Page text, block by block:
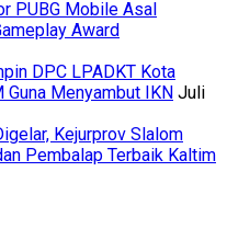
PUBG Mobile Asal
Award
DPC LPADKT Kota
Guna Menyambut IKN Juli
Kejurprov Slalom
Pembalap Terbaik Kaltim